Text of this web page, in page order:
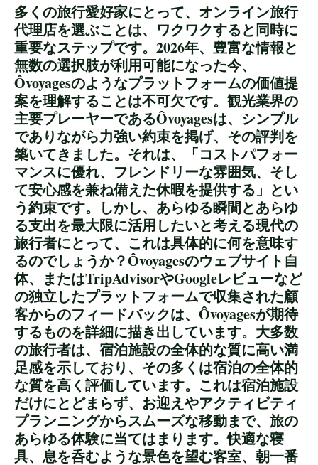
多くの旅行愛好家にとって、オンライン旅行
代理店を選ぶことは、ワクワクすると同時に
重要なステップです。2026年、豊富な情報と
無数の選択肢が利用可能になった今、
Ôvoyagesのようなプラットフォームの価値提
案を理解することは不可欠です。観光業界の
主要プレーヤーであるÔvoyagesは、シンプル
でありながら力強い約束を掲げ、その評判を
築いてきました。それは、「コストパフォー
マンスに優れ、フレンドリーな雰囲気、そし
て安心感を兼ね備えた休暇を提供する」とい
う約束です。しかし、あらゆる瞬間とあらゆ
る支出を最大限に活用したいと考える現代の
旅行者にとって、これは具体的に何を意味す
るのでしょうか？Ôvoyagesのウェブサイト自
体、またはTripAdvisorやGoogleレビューなど
の独立したプラットフォームで収集された顧
客からのフィードバックは、Ôvoyagesが期待
するものを詳細に描き出しています。大多数
の旅行者は、宿泊施設の全体的な質に高い満
足感を示しており、その多くは宿泊の全体的
な質を高く評価しています。これは宿泊施設
だけにとどまらず、お迎えやアクティビティ
プランニングからスムーズな移動まで、旅の
あらゆる体験に当てはまります。快適な寝
具、息を呑むような景色を望む客室、朝一番